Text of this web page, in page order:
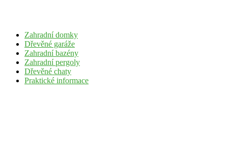
Zahradní domky
Dřevěné garáže
Zahradní bazény
Zahradní pergoly
Dřevěné chaty
Praktické informace